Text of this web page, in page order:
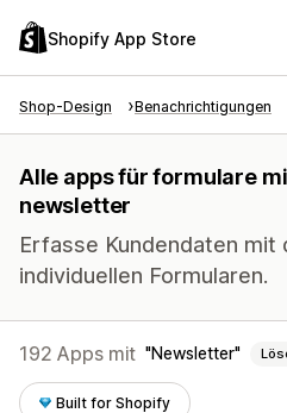
Shopify App Store
Shop-Design Benachrichtigungen
Alle apps für formulare
newsletter
Erfasse Kundendaten mit
individuellen Formularen.
192 Apps mit Newsletter
Built for Shopify